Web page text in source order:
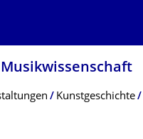
Kunstgeschichte